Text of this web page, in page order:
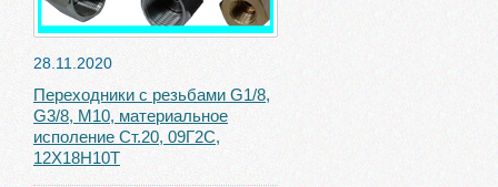
28.11.2020
Переходники с резьбами G1/8,
G3/8, М10, материальное
исполение Ст.20, 09Г2С,
12Х18Н10Т